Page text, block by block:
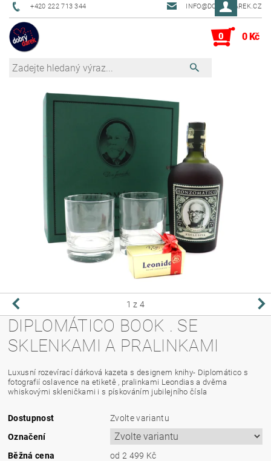
+420 222 713 344 INFO@DOBRYDAREK.CZ
0 0 Kč
1 z 4
DIPLOMÁTICO BOOK . SE
SKLENKAMI A PRALINKAMI
Luxusní rozevírací dárková kazeta s designem knihy- Diplomático s
fotografií oslavence na etiketě , pralinkami Leondias a dvěma
whiskovými skleničkami i s pískováním jubilejního čísla
Dostupnost
Zvolte variantu
Označení
Běžná cena
od 2 499 Kč